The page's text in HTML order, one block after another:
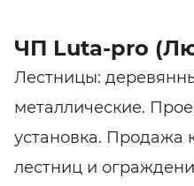
ЧП Luta-pro
Лестницы:
металлические.
установка. Продажа
лестниц и